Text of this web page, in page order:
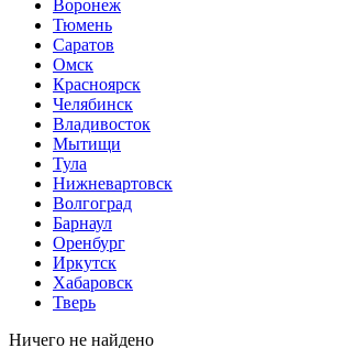
Воронеж
Тюмень
Саратов
Омск
Красноярск
Челябинск
Владивосток
Мытищи
Тула
Нижневартовск
Волгоград
Барнаул
Оренбург
Иркутск
Хабаровск
Тверь
Ничего не найдено